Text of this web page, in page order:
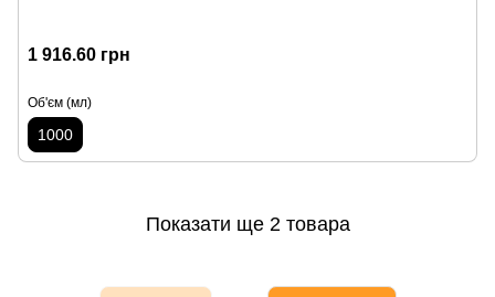
1 916.60 грн
Об'єм (мл)
1000
Показати ще 2 товара